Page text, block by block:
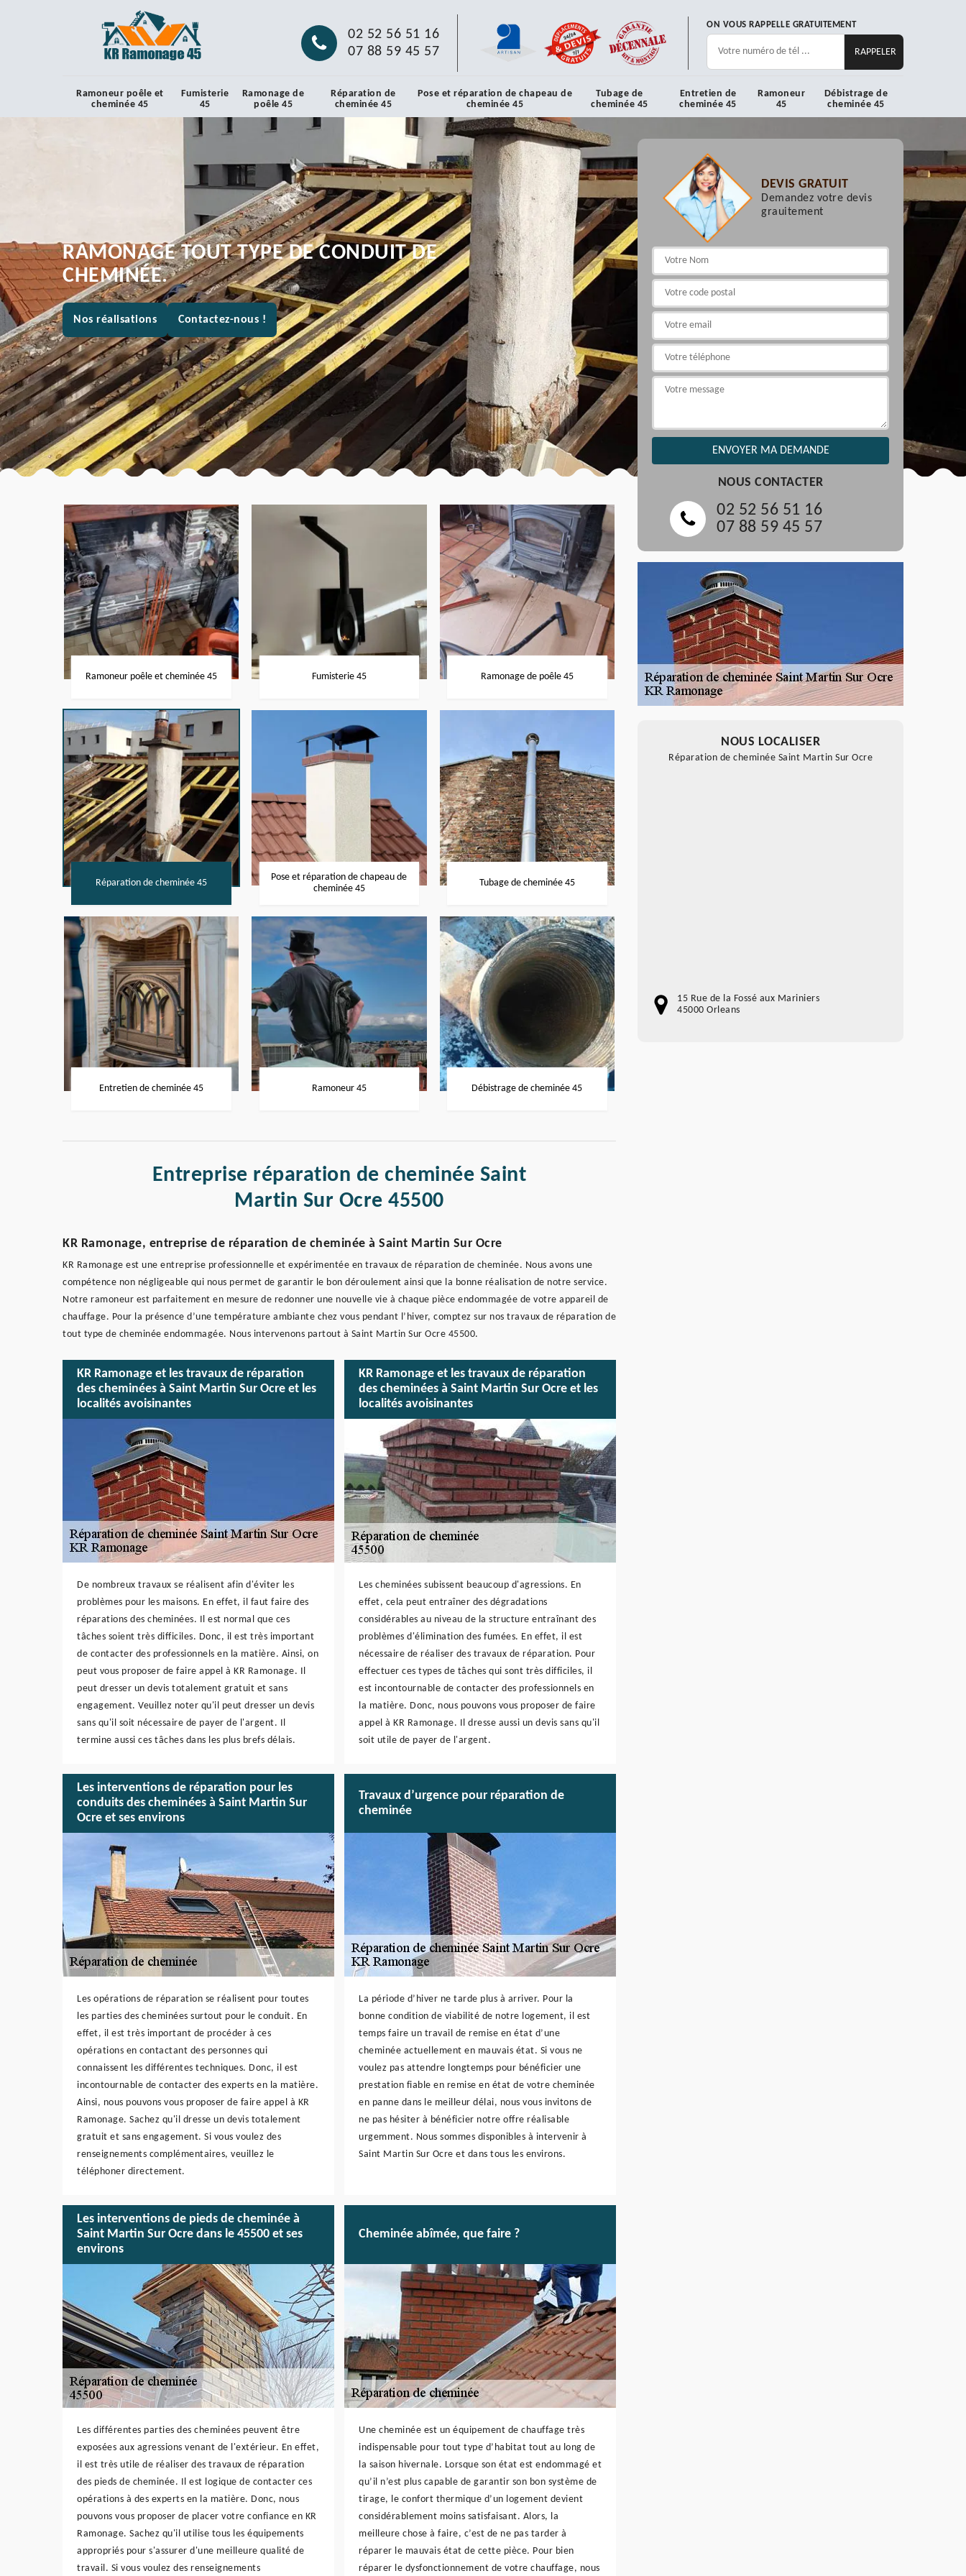
02 52 56 51 16
07 88 59 45 57
ON VOUS RAPPELLE GRATUITEMENT
Ramoneur poêle et
cheminée 45
Fumisterie
45
Ramonage de
poêle 45
Réparation de
cheminée 45
Pose et réparation de chapeau de
cheminée 45
Tubage de
cheminée 45
Entretien de
cheminée 45
Ramoneur
45
Débistrage de
cheminée 45
RAMONAGE TOUT TYPE DE CONDUIT DE
CHEMINÉE.
Nos réalisations Contactez-nous !
Ramoneur poêle et cheminée 45 Fumisterie 45 Ramonage de poêle 45
Réparation de cheminée 45
Pose et réparation de chapeau de
cheminée 45
Tubage de cheminée 45
Entretien de cheminée 45 Ramoneur 45 Débistrage de cheminée 45
Entreprise réparation de cheminée Saint
Martin Sur Ocre 45500
KR Ramonage, entreprise de réparation de cheminée à Saint Martin Sur Ocre
KR Ramonage est une entreprise professionnelle et expérimentée en travaux de réparation de cheminée. Nous avons une
compétence non négligeable qui nous permet de garantir le bon déroulement ainsi que la bonne réalisation de notre service.
Notre ramoneur est parfaitement en mesure de redonner une nouvelle vie à chaque pièce endommagée de votre appareil de
chauffage. Pour la présence d’une température ambiante chez vous pendant l’hiver, comptez sur nos travaux de réparation de
tout type de cheminée endommagée. Nous intervenons partout à Saint Martin Sur Ocre 45500.
KR Ramonage et les travaux de réparation
des cheminées à Saint Martin Sur Ocre et les
localités avoisinantes
De nombreux travaux se réalisent afin d'éviter les
problèmes pour les maisons. En effet, il faut faire des
réparations des cheminées. Il est normal que ces
tâches soient très difficiles. Donc, il est très important
de contacter des professionnels en la matière. Ainsi, on
peut vous proposer de faire appel à KR Ramonage. Il
peut dresser un devis totalement gratuit et sans
engagement. Veuillez noter qu'il peut dresser un devis
sans qu'il soit nécessaire de payer de l'argent. Il
termine aussi ces tâches dans les plus brefs délais.
KR Ramonage et les travaux de réparation
des cheminées à Saint Martin Sur Ocre et les
localités avoisinantes
Les cheminées subissent beaucoup d'agressions. En
effet, cela peut entraîner des dégradations
considérables au niveau de la structure entraînant des
problèmes d'élimination des fumées. En effet, il est
nécessaire de réaliser des travaux de réparation. Pour
effectuer ces types de tâches qui sont très difficiles, il
est incontournable de contacter des professionnels en
la matière. Donc, nous pouvons vous proposer de faire
appel à KR Ramonage. Il dresse aussi un devis sans qu'il
soit utile de payer de l'argent.
Les interventions de réparation pour les
conduits des cheminées à Saint Martin Sur
Ocre et ses environs
Les opérations de réparation se réalisent pour toutes
les parties des cheminées surtout pour le conduit. En
effet, il est très important de procéder à ces
opérations en contactant des personnes qui
connaissent les différentes techniques. Donc, il est
incontournable de contacter des experts en la matière.
Ainsi, nous pouvons vous proposer de faire appel à KR
Ramonage. Sachez qu'il dresse un devis totalement
gratuit et sans engagement. Si vous voulez des
renseignements complémentaires, veuillez le
téléphoner directement.
Travaux d’urgence pour réparation de
cheminée
La période d’hiver ne tarde plus à arriver. Pour la
bonne condition de viabilité de notre logement, il est
temps faire un travail de remise en état d’une
cheminée actuellement en mauvais état. Si vous ne
voulez pas attendre longtemps pour bénéficier une
prestation fiable en remise en état de votre cheminée
en panne dans le meilleur délai, nous vous invitons de
ne pas hésiter à bénéficier notre offre réalisable
urgemment. Nous sommes disponibles à intervenir à
Saint Martin Sur Ocre et dans tous les environs.
Les interventions de pieds de cheminée à
Saint Martin Sur Ocre dans le 45500 et ses
environs
Les différentes parties des cheminées peuvent être
exposées aux agressions venant de l'extérieur. En effet,
il est très utile de réaliser des travaux de réparation
des pieds de cheminée. Il est logique de contacter ces
opérations à des experts en la matière. Donc, nous
pouvons vous proposer de placer votre confiance en KR
Ramonage. Sachez qu'il utilise tous les équipements
appropriés pour s'assurer d'une meilleure qualité de
travail. Si vous voulez des renseignements
Cheminée abîmée, que faire ?
Une cheminée est un équipement de chauffage très
indispensable pour tout type d’habitat tout au long de
la saison hivernale. Lorsque son état est endommagé et
qu’il n’est plus capable de garantir son bon système de
tirage, le confort thermique d’un logement devient
considérablement moins satisfaisant. Alors, la
meilleure chose à faire, c’est de ne pas tarder à
réparer le mauvais état de cette pièce. Pour bien
réparer le dysfonctionnement de votre chauffage, nous
DEVIS GRATUIT
Demandez votre devis
grauitement
NOUS CONTACTER
02 52 56 51 16
07 88 59 45 57
NOUS LOCALISER
Réparation de cheminée Saint Martin Sur Ocre
15 Rue de la Fossé aux Mariniers
45000 Orleans